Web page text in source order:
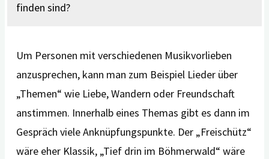
finden sind?
Um Personen mit verschiedenen Musikvorlieben
anzusprechen, kann man zum Beispiel Lieder über
„Themen“ wie Liebe, Wandern oder Freundschaft
anstimmen. Innerhalb eines Themas gibt es dann im
Gespräch viele Anknüpfungspunkte. Der „Freischütz“
wäre eher Klassik, „Tief drin im Böhmerwald“ wäre